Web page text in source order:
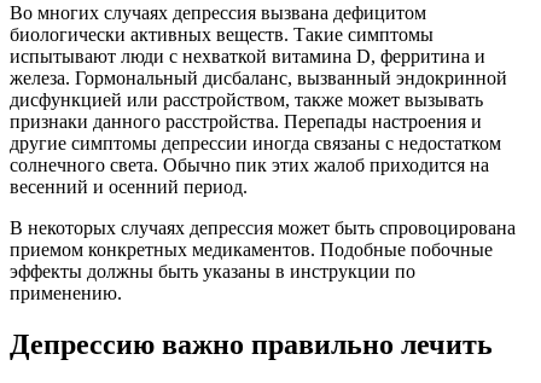
Во многих случаях депрессия вызвана дефицитом
биологически активных веществ. Такие симптомы
испытывают люди с нехваткой витамина D, ферритина и
железа. Гормональный дисбаланс, вызванный эндокринной
дисфункцией или расстройством, также может вызывать
признаки данного расстройства. Перепады настроения и
другие симптомы депрессии иногда связаны с недостатком
солнечного света. Обычно пик этих жалоб приходится на
весенний и осенний период.
В некоторых случаях депрессия может быть спровоцирована
приемом конкретных медикаментов. Подобные побочные
эффекты должны быть указаны в инструкции по
применению.
Депрессию важно правильно лечить